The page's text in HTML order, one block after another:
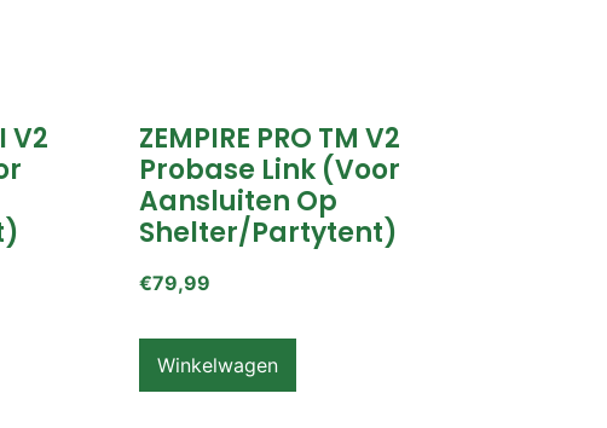
V2
ZEMPIRE PRO TM V2
Probase Link (voor
Aansluiten Op
Shelter/partytent)
€79,99
Winkelwagen